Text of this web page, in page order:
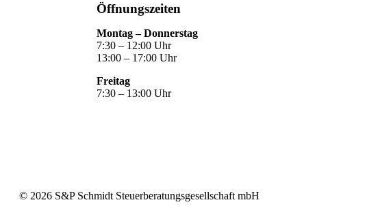
Öffnungszeiten
Montag – Donnerstag
7:30 – 12:00 Uhr
13:00 – 17:00 Uhr
Freitag
7:30 – 13:00 Uhr
© 2026 S&P Schmidt Steuerberatungsgesellschaft mbH